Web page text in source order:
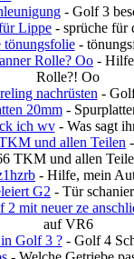
- Golf 3
Lippe - sprüche für
tönungsfolie-
Rolle? Oo - Hilfe
Rolle?! Oo
nachrüsten -
20mm-
ich wv- Was sagt
und allen Teilen
TKM und allen
- Hilfe, mein
G2 - Tür
2 mit neuer ze
auf VR6
Golf 3 ?- Golf 4